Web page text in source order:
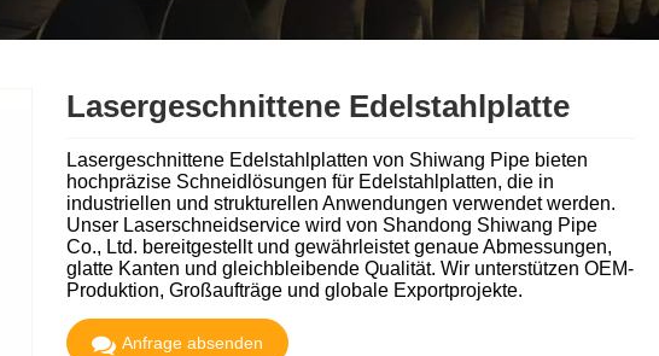
Italiano
Polski
한국어
Svenska
Lasergeschnittene Edelstahlplatte
Lasergeschnittene Edelstahlplatten von Shiwang Pipe bieten
hochpräzise Schneidlösungen für Edelstahlplatten, die in
industriellen und strukturellen Anwendungen verwendet werden.
Unser Laserschneidservice wird von Shandong Shiwang Pipe
Co., Ltd. bereitgestellt und gewährleistet genaue Abmessungen,
glatte Kanten und gleichbleibende Qualität. Wir unterstützen OEM-
Produktion, Großaufträge und globale Exportprojekte.
Anfrage absenden